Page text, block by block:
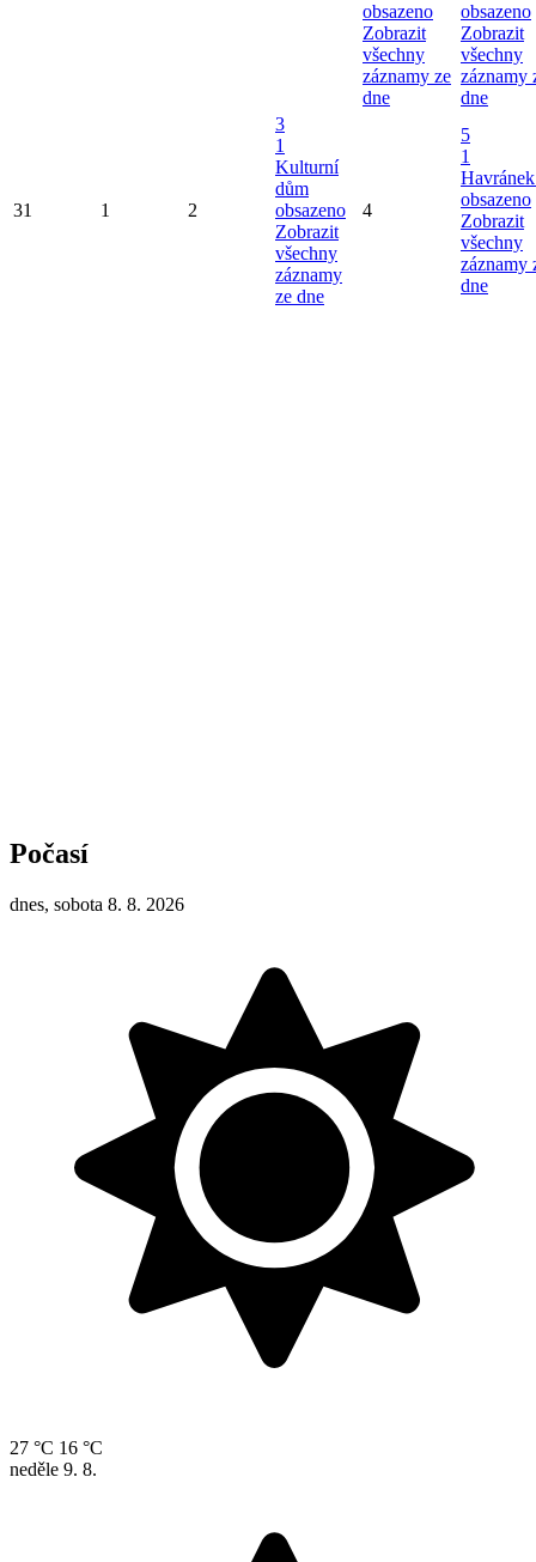
obsazeno
Zobrazit
všechny
záznamy ze
dne
obsazeno
Zobrazit
všechny
záznamy
dne
31 1 2
3
1
Kulturní
dům
obsazeno
Zobrazit
všechny
záznamy
ze dne
4
5
1
obsazeno
Zobrazit
všechny
záznamy
dne
Počasí
dnes, sobota 8. 8. 2026
27 °C 16 °C
neděle 9. 8.